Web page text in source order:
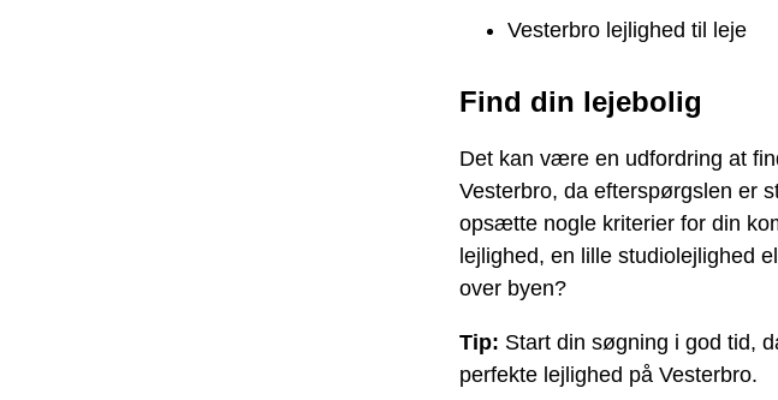
Vesterbro lejlighed til leje
Find din lejebolig
Det kan være en udfordring at
Vesterbro, da efterspørgslen er
opsætte nogle kriterier for din
lejlighed, en lille studiolejlighed
over byen?
Tip: Start din søgning i god tid,
perfekte lejlighed på Vesterbro.